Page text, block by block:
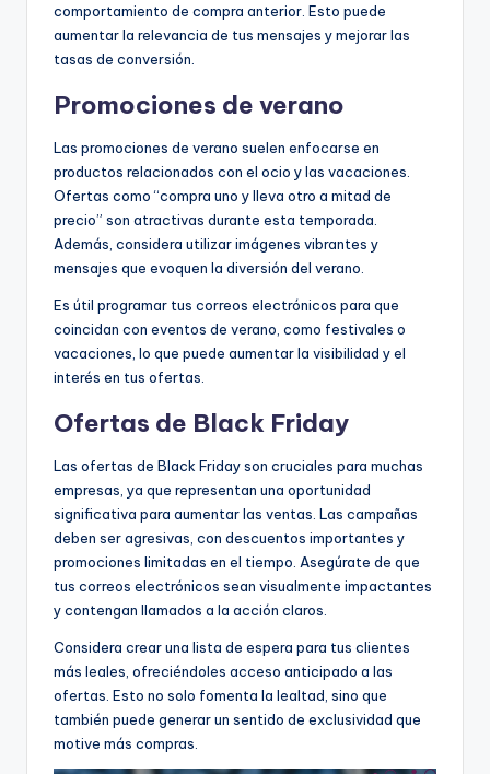
comportamiento de compra anterior. Esto puede
aumentar la relevancia de tus mensajes y mejorar las
tasas de conversión.
Promociones de verano
Las promociones de verano suelen enfocarse en
productos relacionados con el ocio y las vacaciones.
Ofertas como “compra uno y lleva otro a mitad de
precio” son atractivas durante esta temporada.
Además, considera utilizar imágenes vibrantes y
mensajes que evoquen la diversión del verano.
Es útil programar tus correos electrónicos para que
coincidan con eventos de verano, como festivales o
vacaciones, lo que puede aumentar la visibilidad y el
interés en tus ofertas.
Ofertas de Black Friday
Las ofertas de Black Friday son cruciales para muchas
empresas, ya que representan una oportunidad
significativa para aumentar las ventas. Las campañas
deben ser agresivas, con descuentos importantes y
promociones limitadas en el tiempo. Asegúrate de que
tus correos electrónicos sean visualmente impactantes
y contengan llamados a la acción claros.
Considera crear una lista de espera para tus clientes
más leales, ofreciéndoles acceso anticipado a las
ofertas. Esto no solo fomenta la lealtad, sino que
también puede generar un sentido de exclusividad que
motive más compras.